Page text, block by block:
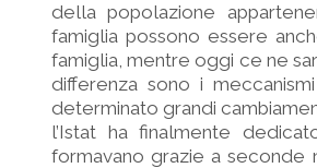
della popolazione
famiglia possono essere
famiglia, mentre oggi ce ne
differenza sono i
determinato grandi
l’Istat ha finalmente
formavano grazie a seconde